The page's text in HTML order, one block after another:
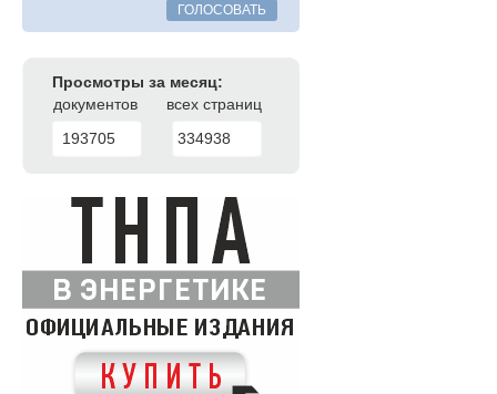
ГОЛОСОВАТЬ
Просмотры за месяц:
документов
всех страниц
193705
334938